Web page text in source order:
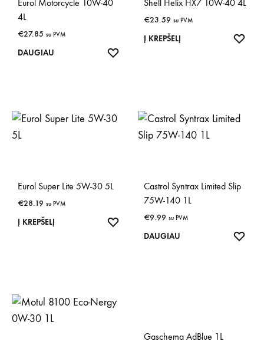
Eurol Motorcycle 10W-40
4L
€27.85 su PVM
DAUGIAU
Shell Helix HX7 10W-40 4L
€23.59 su PVM
Į KREPŠELĮ
Eurol Super Lite 5W-30 5L
€28.19 su PVM
Į KREPŠELĮ IŠSAUGOTI
Castrol Syntrax Limited Slip
75W-140 1L
€9.99 su PVM
DAUGIAU
Gaschema AdBlue 1L